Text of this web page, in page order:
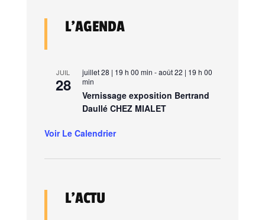
L’AGENDA
JUIL
28
juillet 28 | 19 h 00 min -août 22 | 19 h 00
min
Vernissage exposition Bertrand
Daullé CHEZ MIALET
Voir Le Calendrier
L’ACTU